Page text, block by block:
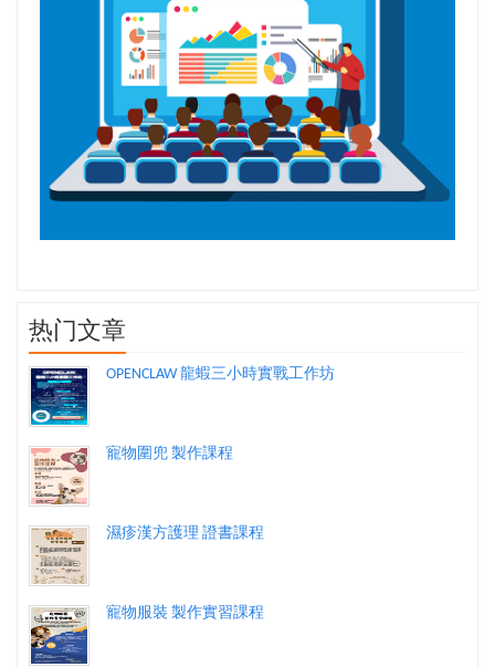
热门文章
OPENCLAW 龍蝦三小時實戰工作坊
寵物圍兜 製作課程
濕疹漢方護理 證書課程
寵物服裝 製作實習課程